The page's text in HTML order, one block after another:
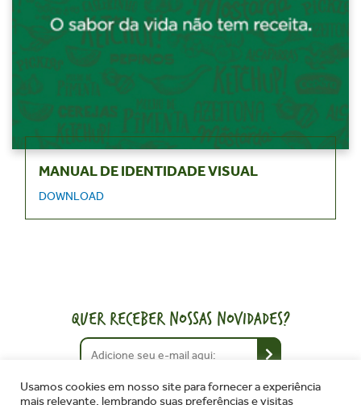
MANUAL DE IDENTIDADE VISUAL
DOWNLOAD
QUER RECEBER NOSSAS NOVIDADES?
Usamos cookies em nosso site para fornecer a experiência
mais relevante, lembrando suas preferências e visitas